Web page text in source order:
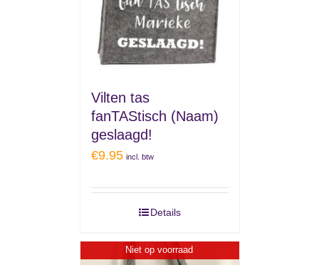
Vilten tas
fanTAStisch (Naam)
geslaagd!
€9.95 incl. btw
Details
Niet op voorraad